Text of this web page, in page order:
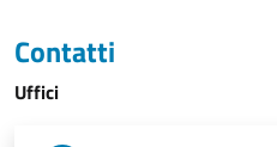
Contatti
Uffici